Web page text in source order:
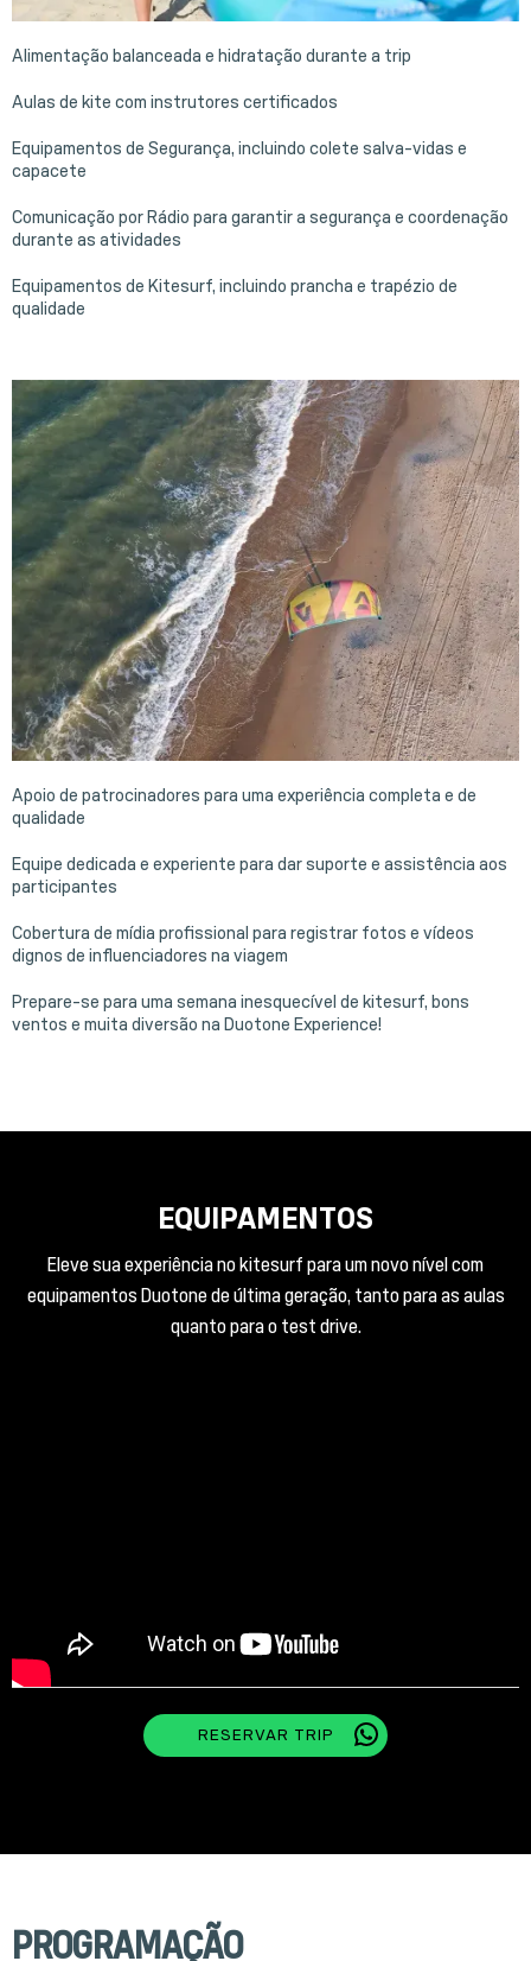
Alimentação balanceada e hidratação durante a trip
Aulas de kite com instrutores certificados
Equipamentos de Segurança, incluindo colete salva-vidas e
capacete
Comunicação por Rádio para garantir a segurança e coordenação
durante as atividades
Equipamentos de Kitesurf, incluindo prancha e trapézio de
qualidade
Apoio de patrocinadores para uma experiência completa e de
qualidade
Equipe dedicada e experiente para dar suporte e assistência aos
participantes
Cobertura de mídia profissional para registrar fotos e vídeos
dignos de influenciadores na viagem
Prepare-se para uma semana inesquecível de kitesurf, bons
ventos e muita diversão na Duotone Experience!
EQUIPAMENTOS
Eleve sua experiência no kitesurf para um novo nível com
equipamentos Duotone de última geração, tanto para as aulas
quanto para o test drive.
RESERVAR TRIP
PROGRAMAÇÃO